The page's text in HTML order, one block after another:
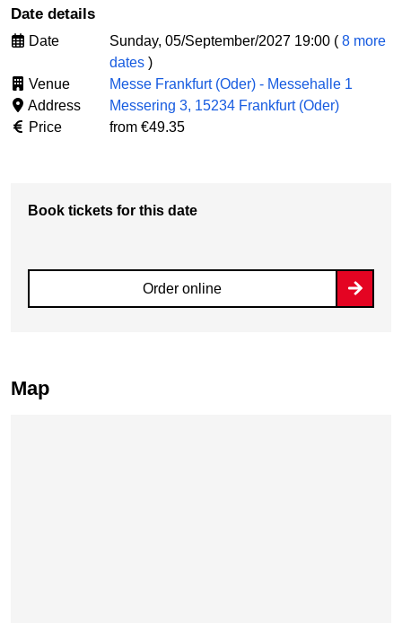
Date details
Date Sunday, 05/September/2027 19:00 ( 8 more
dates )
Venue
Messe Frankfurt (Oder) - Messehalle 1
Address
Messering 3, 15234 Frankfurt (Oder)
Price
from €49.35
Book tickets for this date
Order online
Map